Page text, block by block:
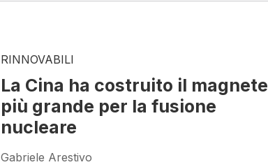
RINNOVABILI
La Cina ha costruito il magnete
più grande per la fusione
nucleare
Gabriele Arestivo